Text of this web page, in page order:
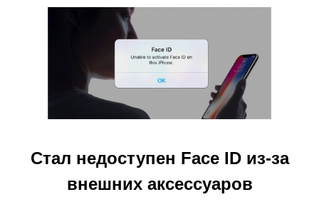
Стал недоступен Face ID из-за
внешних аксессуаров